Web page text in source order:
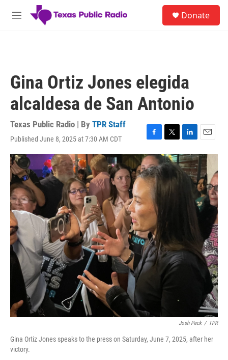
Skip to main content
M
Donate
Gina Ortiz Jones elegida
alcaldesa de San Antonio
Texas Public Radio | By TPR Staff
Published June 8, 2025 at 7:30 AM CDT
F
a
c
e
b
o
o
k
T
w
i
t
t
e
r
L
i
n
k
E
m
a
i
l
Josh Peck / TPR
Gina Ortiz Jones speaks to the press on Saturday, June 7, 2025, after her
victory.